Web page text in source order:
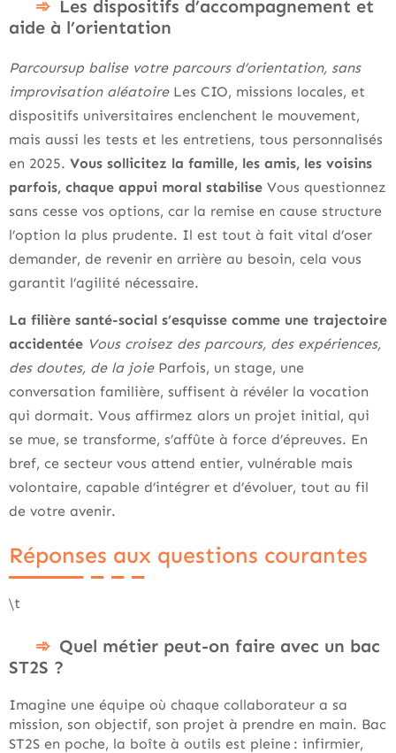
Les dispositifs d’accompagnement et
aide à l’orientation
Parcoursup balise votre parcours d’orientation, sans
improvisation aléatoireLes CIO, missions locales, et
dispositifs universitaires enclenchent le mouvement,
mais aussi les tests et les entretiens, tous personnalisés
en 2025. Vous sollicitez la famille, les amis, les voisins
parfois, chaque appui moral stabilise Vous questionnez
sans cesse vos options, car la remise en cause structure
l’option la plus prudente. Il est tout à fait vital d’oser
demander, de revenir en arrière au besoin, cela vous
garantit l’agilité nécessaire.
La filière santé-social s’esquisse comme une trajectoire
accidentée Vous croisez des parcours, des expériences,
des doutes, de la joieParfois, un stage, une
conversation familière, suffisent à révéler la vocation
qui dormait. Vous affirmez alors un projet initial, qui
se mue, se transforme, s’affûte à force d’épreuves. En
bref, ce secteur vous attend entier, vulnérable mais
volontaire, capable d’intégrer et d’évoluer, tout au fil
de votre avenir.
Réponses aux questions courantes
\t
Quel métier peut-on faire avec un bac
ST2S ?
Imagine une équipe où chaque collaborateur a sa
mission, son objectif, son projet à prendre en main. Bac
ST2S en poche, la boîte à outils est pleine : infirmier,